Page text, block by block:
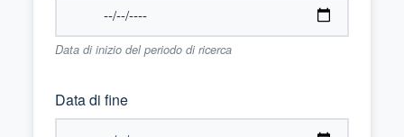
Data di inizio del periodo di ricerca
Data di fine